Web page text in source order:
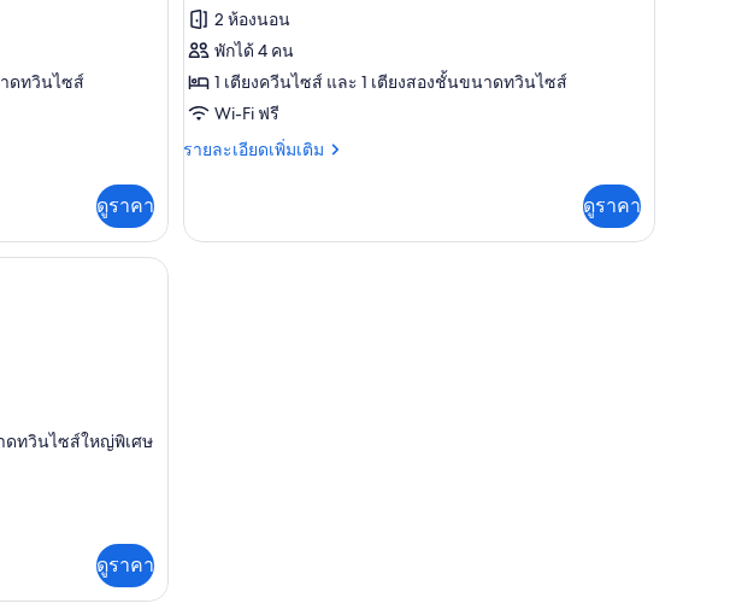
ดทวินไซส์
ดูราคา
ของ
Yerriyong
B
2 ห้องนอน
พักได้ 4 คน
1 เตียงควีนไซส์ และ 1 เตียงสองชั้นขนาดทวินไซส์
Wi-Fi ฟรี
รายละเอียดเพิ่มเติม
ราย
เกี่ยว
ดูราคา
ดทวินไซส์ใหญ่พิเศษ
ดูราคา